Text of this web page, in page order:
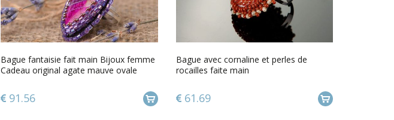
Bague fantaisie fait main Bijoux femme
Cadeau original agate mauve ovale
91.56
Bague avec cornaline et perles de
rocailles faite main
61.69